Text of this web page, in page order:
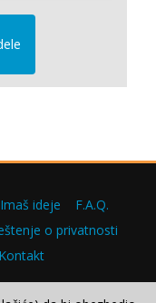
Imaš ideje
F.A.Q.
o privatnosti
Kontakt